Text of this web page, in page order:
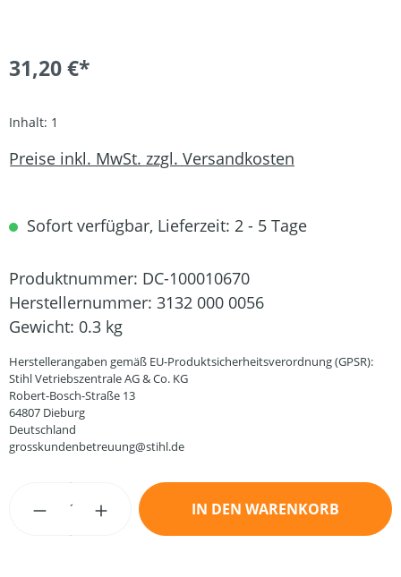
31,20 €*
Inhalt: 1
Preise inkl. MwSt. zzgl. Versandkosten
Sofort verfügbar, Lieferzeit: 2 - 5 Tage
Produktnummer: DC-100010670
Herstellernummer: 3132 000 0056
Gewicht: 0.3 kg
Herstellerangaben gemäß EU-Produktsicherheitsverordnung (GPSR):
Stihl Vetriebszentrale AG & Co. KG
Robert-Bosch-Straße 13
64807 Dieburg
Deutschland
grosskundenbetreuung@stihl.de
Produkt Anzahl: Gib den gewünschten
IN DEN WARENKORB